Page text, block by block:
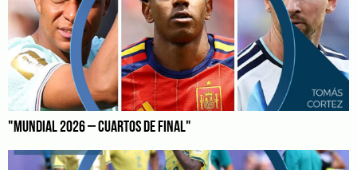
"MUNDIAL 2026 – CUARTOS DE FINAL"